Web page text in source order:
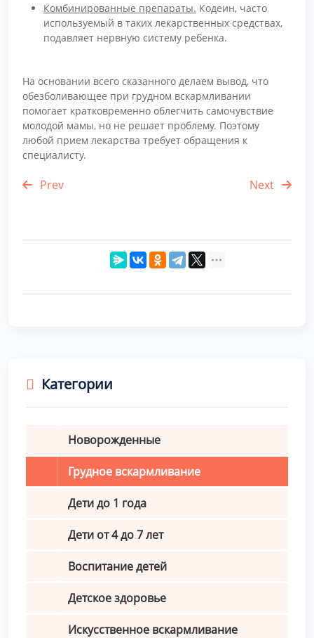
Комбинированные препараты. Кодеин, часто
используемый в таких лекарственных средствах,
подавляет нервную систему ребенка.
На основании всего сказанного делаем вывод, что
обезболивающее при грудном вскармливании
помогает кратковременно облегчить самочувствие
молодой мамы, но не решает проблему. Поэтому
любой прием лекарства требует обращения к
специалисту.
Prev Next
Категории
Новорожденные
Грудное вскармливание
Дети до 1 года
Дети от 4 до 7 лет
Воспитание детей
Детское здоровье
Искусственное вскармливание